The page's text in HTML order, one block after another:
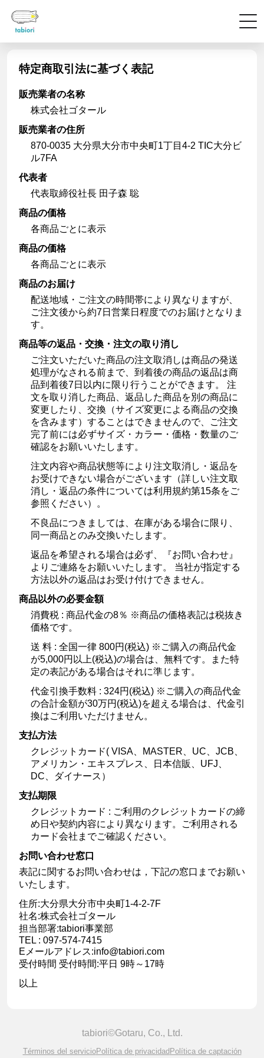
特定商取引法に基づく表記
販売業者の名称
株式会社ゴタール
販売業者の住所
870-0035 大分県大分市中央町1丁目4-2 TIC大分ビ
ル7FA
代表者
代表取締役社長 田子森 聡
商品の価格
各商品ごとに表示
商品の価格
各商品ごとに表示
商品のお届け
配送地域・ご注文の時間帯により異なりますが、
ご注文後から約7日営業日程度でのお届けとなりま
す。
商品等の返品・交換・注文の取り消し
ご注文いただいた商品の注文取消しは商品の発送
処理がなされる前まで、到着後の商品の返品は商
品到着後7日以内に限り行うことができます。 注
文を取り消した商品、返品した商品を別の商品に
変更したり、交換（サイズ変更による商品の交換
を含みます）することはできませんので、ご注文
完了前には必ずサイズ・カラー・価格・数量のご
確認をお願いいたします。
注文内容や商品状態等により注文取消し・返品を
お受けできない場合がございます（詳しい注文取
消し・返品の条件については利用規約第15条をご
参照ください）。
不良品につきましては、在庫がある場合に限り、
同一商品とのみ交換いたします。
返品を希望される場合は必ず、『お問い合わせ』
よりご連絡をお願いいたします。 当社が指定する
方法以外の返品はお受け付けできません。
商品以外の必要金額
消費税 : 商品代金の8％ ※商品の価格表記は税抜き
価格です。
送 料 : 全国一律 800円(税込) ※ご購入の商品代金
が5,000円以上(税込)の場合は、無料です。また特
定の表記がある場合はそれに準じます。
代金引換手数料 : 324円(税込) ※ご購入の商品代金
の合計金額が30万円(税込)を超える場合は、代金引
換はご利用いただけません。
支払方法
クレジットカード( VISA、MASTER、UC、JCB、
アメリカン・エキスプレス、日本信販、UFJ、
DC、ダイナース）
支払期限
クレジットカード : ご利用のクレジットカードの締
め日や契約内容により異なります。ご利用される
カード会社までご確認ください。
お問い合わせ窓口
表記に関するお問い合わせは，下記の窓口までお願い
いたします。
住所:大分県大分市中央町1-4-2-7F
社名:株式会社ゴタール
担当部署:tabiori事業部
TEL : 097-574-7415
Eメールアドレス:info@tabiori.com
受付時間 受付時間:平日 9時～17時
以上
tabiori©Gotaru, Co., Ltd.
Términos del servicioPolítica de privacidad Política de captación